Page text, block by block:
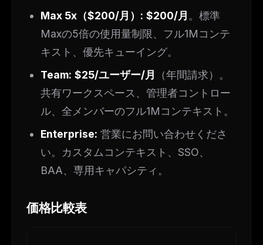
Max 5x（$200/月）: $200/月 。標準
Maxの5倍の使用量制限、フル1Mコンテ
キスト、優先キューイング。
Team: $25/ユーザー/月
（年間請求）。
共有ワークスペース、管理者コントロー
ル、全メンバーのフル1Mコンテキスト。
Enterprise: 営業にお問い合わせくださ
い。カスタムコンテキスト、SSO、
BAA、専用キャパシティ。
価格比較表